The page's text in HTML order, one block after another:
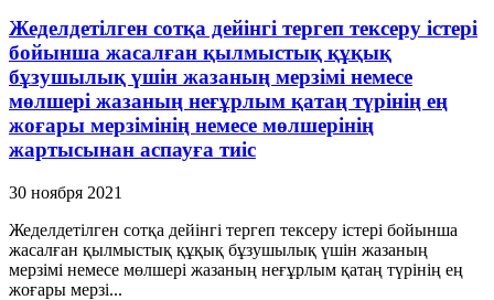
Жеделдетілген сотқа дейінгі тергеп тексеру істері
бойынша жасалған қылмыстық құқық
бұзушылық үшін жазаның мерзімі немесе
мөлшері жазаның неғұрлым қатаң түрінің ең
жоғары мерзімінің немесе мөлшерінің
жартысынан аспауға тиіс
30 ноября 2021
Жеделдетілген сотқа дейінгі тергеп тексеру істері бойынша
жасалған қылмыстық құқық бұзушылық үшін жазаның
мерзімі немесе мөлшері жазаның неғұрлым қатаң түрінің ең
жоғары мерзі...